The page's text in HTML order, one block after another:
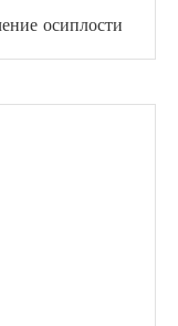
осиплости